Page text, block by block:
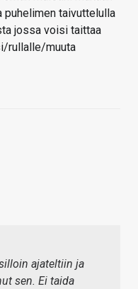
taivuttelulla
jossa voisi taittaa
rullalle/muuta
ajateltiin ja
sen. Ei taida